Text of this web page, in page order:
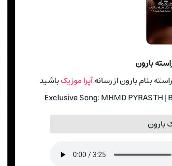
بارون
بنام بارون از رسانهآپرا موزیکباشید
Exclusive Song: MHMD PYRASTH
بارون